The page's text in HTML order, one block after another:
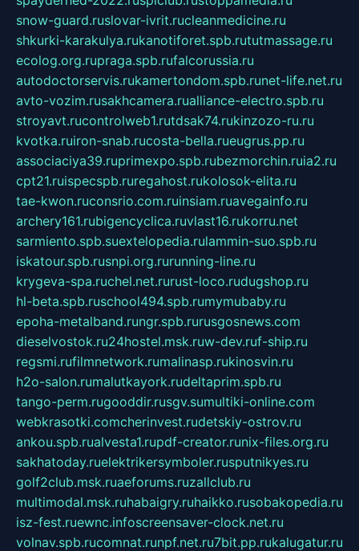
snow-guard.ruslovar-ivrit.rucleanmedicine.ru
shkurki-karakulya.rukanotiforet.spb.rututmassage.ru
ecolog.org.rupraga.spb.rufalcorussia.ru
autodoctorservis.rukamertondom.spb.runet-life.net.ru
avto-vozim.rusakhcamera.rualliance-electro.spb.ru
stroyavt.rucontrolweb1.rutdsak74.rukinzozo-ru.ru
kvotka.ruiron-snab.rucosta-bella.rueugrus.pp.ru
associaciya39.ruprimexpo.spb.rubezmorchin.ruia2.ru
cpt21.ruispecspb.ruregahost.rukolosok-elita.ru
tae-kwon.ruconsrio.com.ruinsiam.ruavegainfo.ru
archery161.rubigencyclica.ruvlast16.rukorru.net
sarmiento.spb.suextelopedia.rulammin-suo.spb.ru
iskatour.spb.rusnpi.org.rurunning-line.ru
krygeva-spa.ruchel.net.rurust-loco.rudugshop.ru
hl-beta.spb.ruschool494.spb.rumymubaby.ru
epoha-metalband.rungr.spb.rurusgosnews.com
dieselvostok.ru24hostel.msk.ruw-dev.ruf-ship.ru
regsmi.rufilmnetwork.rumalinasp.rukinosvin.ru
h2o-salon.rumalutkayork.rudeltaprim.spb.ru
tango-perm.rugooddir.rusgv.sumultiki-online.com
webkrasotki.comcherinvest.rudetskiy-ostrov.ru
ankou.spb.rualvesta1.rupdf-creator.runix-files.org.ru
sakhatoday.ruelektrikersymboler.rusputnikyes.ru
golf2club.msk.ruaeforums.ruzallclub.ru
multimodal.msk.ruhabaigry.ruhaikko.rusobakopedia.ru
isz-fest.ruewnc.infoscreensaver-clock.net.ru
volnav.spb.rucomnat.runpf.net.ru7bit.pp.rukalugatur.ru